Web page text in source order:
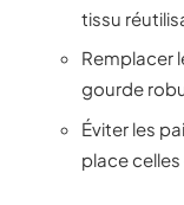
tissu
Remplacer
gourde
Éviter les
place celles